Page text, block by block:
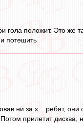
положит. Это же
потешить
ни за х... ребят, они
прилетит дисква,